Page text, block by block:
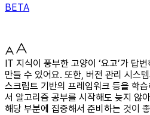
BETA
IT 지식이 풍부한 고양이 ‘요고’가 답
만들 수 있어요. 또한, 버전 관리 시스
스크립트 기반의 프레임워크 등을 학
서 알고리즘 공부를 시작해도 늦지 않
해당 부분에 집중해서 준비하는 것이